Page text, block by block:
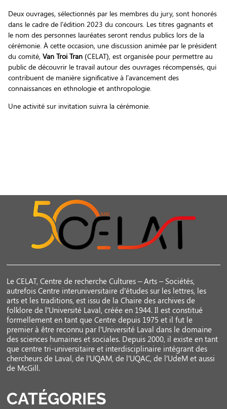
Deux ouvrages, sélectionnés par les membres du jury, sont honorés
dans le cadre de l’édition 2023 du concours. Les titres gagnants et
le nom des personnes lauréates seront rendus publics lors de la
cérémonie. À cette occasion, une discussion animée par le président
du comité, Van Troi Tran(CELAT), est organisée pour permettre au
public de découvrir le travail autour des ouvrages récompensés, qui
contribuent de manière significative à l’avancement des
connaissances en ethnologie et anthropologie.
Une activité sur invitation suivra la cérémonie.
Le CELAT, Centre de recherche Cultures – Arts – Sociétés,
autrefois Centre interuniversitaire d’études sur les lettres, les
arts et les traditions, est issu de la Chaire des archives de
folklore de l’Université Laval, créée en 1944. Il est constitué
formellement en tant que Centre depuis 1975 et il fut le
premier à être reconnu par l’Université Laval dans le domaine
des sciences humaines et sociales. Depuis 2000, il existe en tant
que centre tri-universitaire et interdisciplinaire intégrant des
chercheurs de Laval, de l’UQAM, de l’UQAC, de l’UdeM et aussi
de McGill.
CATÉGORIES